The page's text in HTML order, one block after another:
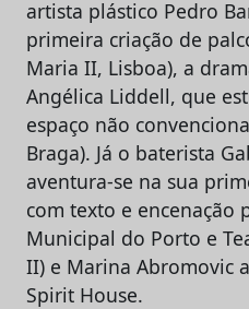
artista plástico Pedro
primeira criação de
Maria II, Lisboa), a
Angélica Liddell, que
espaço não
Braga). Já o baterista
aventura-se na sua
com texto e encenação
Municipal do Porto e
II) e Marina Abromovic
Spirit House.